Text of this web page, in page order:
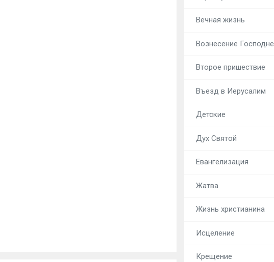
Вечная жизнь
Вознесение Господне
Второе пришествие
Въезд в Иерусалим
Детские
Дух Святой
Евангелизация
Жатва
Жизнь христианина
Исцеление
Крещение